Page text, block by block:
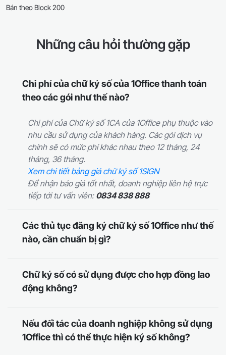
Bán theo Block 200
Những câu hỏi thường gặp
Chi phí của chữ ký số của 1Office thanh toán
theo các gói như thế nào?
Chi phí của Chữ ký số 1CA của 1Office phụ thuộc vào
nhu cầu sử dụng của khách hàng. Các gói dịch vụ
chính sẽ có mức phí khác nhau theo 12 tháng, 24
tháng, 36 tháng.
Xem chi tiết bảng giá chữ ký số 1SIGN
Để nhận báo giá tốt nhất, doanh nghiệp liên hệ trực
tiếp tới tư vấn viên: 0834 838 888
Các thủ tục đăng ký chữ ký số 1Office như thế
nào, cần chuẩn bị gì?
Chữ ký số có sử dụng được cho hợp đồng lao
động không?
Nếu đối tác của doanh nghiệp không sử dụng
1Office thì có thể thực hiện ký số không?